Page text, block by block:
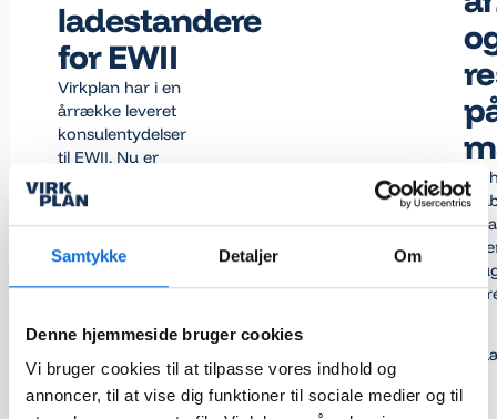
Samtykke Detaljer Om
Denne hjemmeside bruger cookies
Vi bruger cookies til at tilpasse vores indhold og
annoncer, til at vise dig funktioner til sociale medier og til
ladestandere
for EWII
Virkplan har i en
årrække leveret
konsulentydelser
til EWII. Nu er
samarbejdet
udbygget med
Virkplan
forretningsplatform,
som styrer
ladestandere for
EWII.
Læs kundecase
De